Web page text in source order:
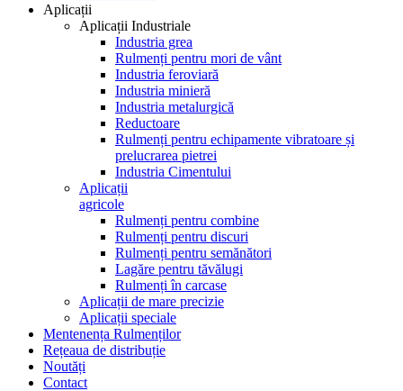
Aplicații
Aplicații Industriale
Industria grea
Rulmenți pentru mori de vânt
Industria feroviară
Industria minieră
Industria metalurgică
Reductoare
Rulmenți pentru echipamente vibratoare și
prelucrarea pietrei
Industria Cimentului
Aplicații
agricole
Rulmenți pentru combine
Rulmenți pentru discuri
Rulmenți pentru semănători
Lagăre pentru tăvălugi
Rulmenți în carcase
Aplicații de mare precizie
Aplicații speciale
Mentenența Rulmenților
Rețeaua de distribuție
Noutăți
Contact